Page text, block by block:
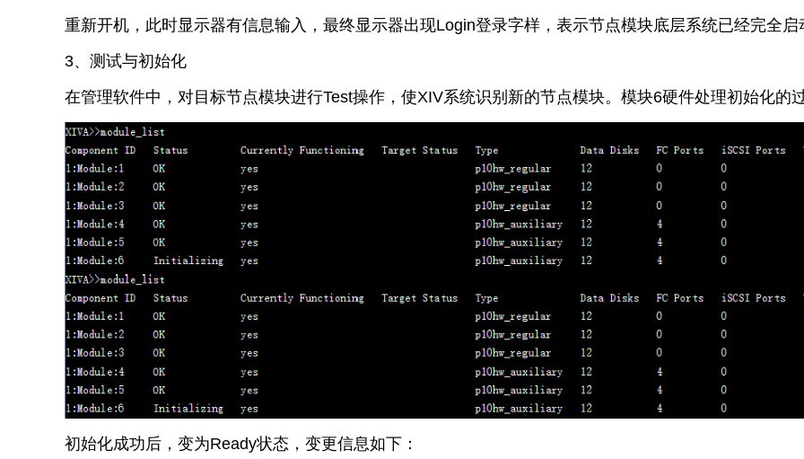
重新开机，此时显示器有信息输入，最终显示器出现Login登录字样，表示节点模块底层系统已经完全启
3、测试与初始化
在管理软件中，对目标节点模块进行Test操作，使XIV系统识别新的节点模块。模块6硬件处理初始化的
初始化成功后，变为Ready状态，变更信息如下：